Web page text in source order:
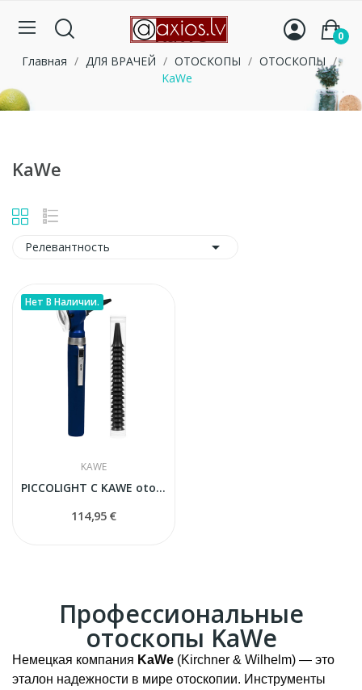
0
KaWe
Главная ДЛЯ ВРАЧЕЙ ОТОСКОПЫ
ОТОСКОПЫ
KaWe
KaWe
Релевантность 
Нет В Наличии.
KAWE
PICCOLIGHT C KAWE otoskops
114,95 €
Профессиональные
отоскопы KaWe
Немецкая компания KaWe (Kirchner & Wilhelm) — это
эталон надежности в мире отоскопии. Инструменты